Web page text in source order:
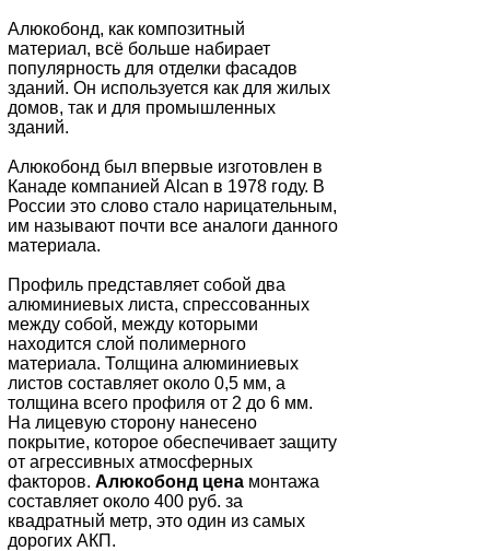
Алюкобонд, как композитный
материал, всё больше набирает
популярность для отделки фасадов
зданий. Он используется как для жилых
домов, так и для промышленных
зданий.
Алюкобонд был впервые изготовлен в
Канаде компанией Alcan в 1978 году. В
России это слово стало нарицательным,
им называют почти все аналоги данного
материала.
Профиль представляет собой два
алюминиевых листа, спрессованных
между собой, между которыми
находится слой полимерного
материала. Толщина алюминиевых
листов составляет около 0,5 мм, а
толщина всего профиля от 2 до 6 мм.
На лицевую сторону нанесено
покрытие, которое обеспечивает защиту
от агрессивных атмосферных
факторов. Алюкобонд цена монтажа
составляет около 400 руб. за
квадратный метр, это один из самых
дорогих АКП.